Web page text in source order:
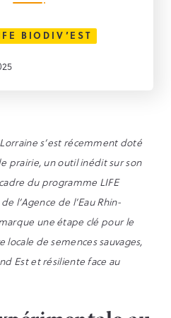
BIODIV’EST
s’est récemment doté
prairie, un outil inédit sur son
du programme LIFE
l’Agence de l’Eau Rhin-
une étape clé pour le
de semences sauvages,
Est et résiliente face au